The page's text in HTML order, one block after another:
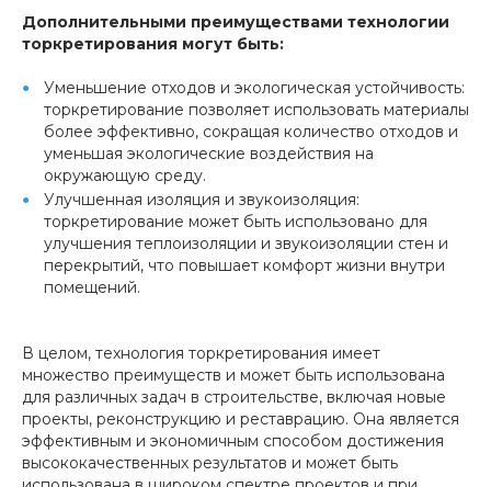
Дополнительными преимуществами технологии
торкретирования могут быть:
Уменьшение отходов и экологическая устойчивость:
торкретирование позволяет использовать материалы
более эффективно, сокращая количество отходов и
уменьшая экологические воздействия на
окружающую среду.
Улучшенная изоляция и звукоизоляция:
торкретирование может быть использовано для
улучшения теплоизоляции и звукоизоляции стен и
перекрытий, что повышает комфорт жизни внутри
помещений.
В целом, технология торкретирования имеет
множество преимуществ и может быть использована
для различных задач в строительстве, включая новые
проекты, реконструкцию и реставрацию. Она является
эффективным и экономичным способом достижения
высококачественных результатов и может быть